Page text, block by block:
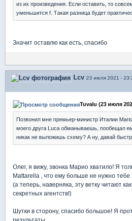
из их произведения. Если оставить, то
уменьшится f. Такая разница будет
Значит оставлю как есть, спасибо
Lcv 23 июля 2021 -
Tuvalu (23 июля
Позвонил мне премьер-министр Италии
моего друга Luca обманываешь, пообещал
никак не выложишь схему? А ну, давай
Олег, я вижу, звонка Марио хватило! Я
Mattarella , что ему больше не нужно тебе
(а теперь, наверняка, эту ветку читают
секретных агентств!)
Шутки в сторону, спасибо большое! Я